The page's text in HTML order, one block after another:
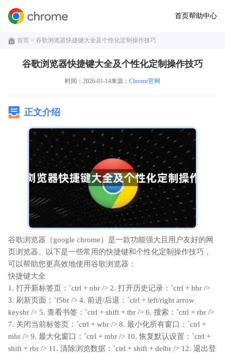
首页帮助中心
首页 > 谷歌浏览器快捷键大全及个性化定制操作技巧
谷歌浏览器快捷键大全及个性化定制操作技巧
时间：2026-01-14来源： Chrome官网
正文介绍
谷歌浏览器（google chrome）是一款功能强大且用户友好的网
页浏览器。以下是一些常用的快捷键和个性化定制操作技巧，
可以帮助您更高效地使用谷歌浏览器：
快捷键大全
1. 打开新标签页：`ctrl + nbr /> 2. 打开历史记录：`ctrl + hbr />
3. 刷新页面：`f5br /> 4. 前进/后退：`ctrl + left/right arrow
keysbr /> 5. 查看书签：`ctrl + shift + tbr /> 6. 搜索：`ctrl + rbr />
7. 关闭当前标签页：`ctrl + wbr /> 8. 最小化所有窗口：`ctrl +
mbr /> 9. 最大化窗口：`ctrl + mbr /> 10. 恢复默认设置：`ctrl +
shift + rbr /> 11. 清除浏览数据：`ctrl + shift + delbr /> 12. 退出登